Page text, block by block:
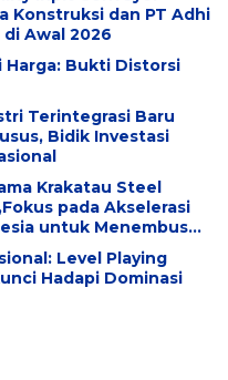
Konstruksi dan PT Adhi
Awal 2026
Harga: Bukti Distorsi
Terintegrasi Baru
Bidik Investasi
Krakatau Steel
pada Akselerasi
untuk Menembus
Level Playing
Hadapi Dominasi